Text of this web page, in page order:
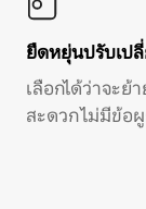
ยืดหยุ่นปรับเป
เลือกได้ว่าจะย้
สะดวก ไม่มีข้อ